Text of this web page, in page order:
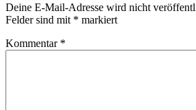
Deine E-Mail-Adresse wird nicht
Felder sind mit * markiert
Kommentar *